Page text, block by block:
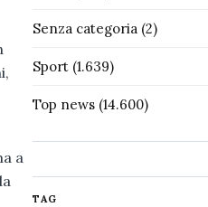
a
Senza categoria(2)
Sport(1.639)
Top news(14.600)
TAG